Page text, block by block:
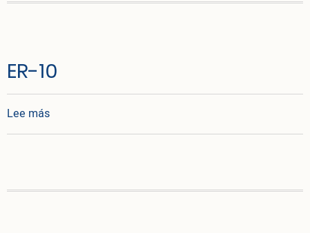
ER-10
Lee mássobre ER-10